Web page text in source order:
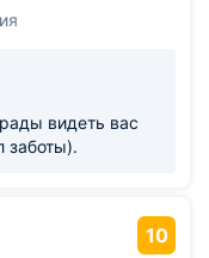
видеть вас
заботы).
10